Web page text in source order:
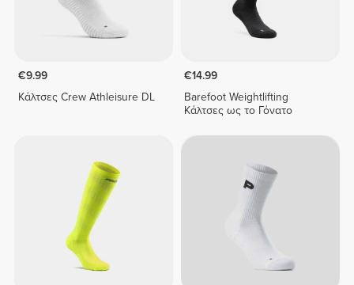
€9.99
Κάλτσες Crew Athleisure DL
€14.99
Barefoot Weightlifting
Κάλτσες ως το Γόνατο